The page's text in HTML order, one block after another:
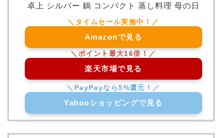
卓上 シルバー 鍋 コンパクト 蒸し料理 母の日
Amazonで見る
楽天市場で見る
Yahooショッピングで見る